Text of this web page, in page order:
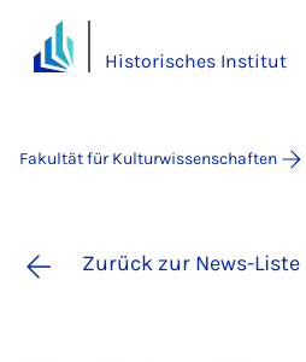
Historisches Institut
Fakultät für Kulturwissenschaften
Zurück zur News-Liste